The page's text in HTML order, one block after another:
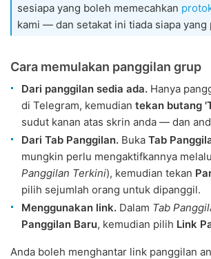
sesiapa yang boleh memecahkan
kami — dan setakat ini tiada siapa yang
Cara memulakan panggilan grup
Dari panggilan sedia ada. Hanya
di Telegram, kemudian tekan butang
sudut kanan atas skrin anda — dan
Dari Tab Panggilan. Buka Tab
mungkin perlu mengaktifkannya
Panggilan Terkini), kemudian tekan
pilih sejumlah orang untuk dipanggil.
Menggunakan link. Dalam Tab
Panggilan Baru, kemudian pilih Link
Anda boleh menghantar link panggilan